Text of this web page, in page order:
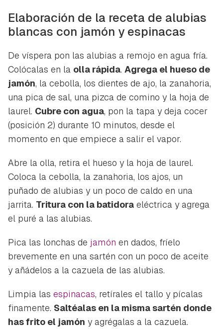
Guardar como favorito
Para poder guardar como favorito, primero has de
iniciar sesión con tu cuenta de Hogarmanía.
INICIAR SESIÓN CANCELAR
Elaboración de la receta de alubias
blancas con jamón y espinacas
De víspera pon las alubias a remojo en agua fría.
Colócalas en la olla rápida. Agrega el hueso de
jamón, la cebolla, los dientes de ajo, la zanahoria,
una pica de sal, una pizca de comino y la hoja de
laurel. Cubre con agua, pon la tapa y deja cocer
(posición 2) durante 10 minutos, desde el
momento en que empiece a salir el vapor.
Abre la olla, retira el hueso y la hoja de laurel.
Coloca la cebolla, la zanahoria, los ajos, un
puñado de alubias y un poco de caldo en una
jarrita. Tritura con la batidora eléctrica y agrega
el puré a las alubias.
Pica las lonchas de jamón en dados, fríelo
brevemente en una sartén con un poco de aceite
y añádelos a la cazuela de las alubias.
Limpia las espinacas, retírales el tallo y pícalas
finamente. Saltéalas en la misma sartén donde
has frito el jamón y agrégalas a la cazuela.
Contenido enviado
Gracias por suscribirte a nuestro boletín.
ACEPTAR